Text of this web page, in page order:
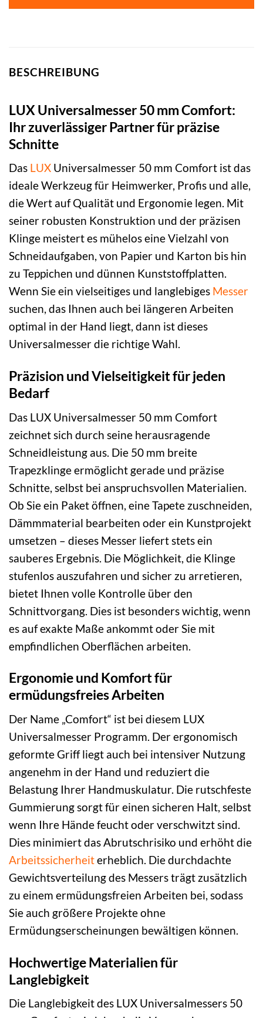
BESCHREIBUNG
LUX Universalmesser 50 mm Comfort:
Ihr zuverlässiger Partner für präzise
Schnitte
Das LUX Universalmesser 50 mm Comfort ist das
ideale Werkzeug für Heimwerker, Profis und alle,
die Wert auf Qualität und Ergonomie legen. Mit
seiner robusten Konstruktion und der präzisen
Klinge meistert es mühelos eine Vielzahl von
Schneidaufgaben, von Papier und Karton bis hin
zu Teppichen und dünnen Kunststoffplatten.
Wenn Sie ein vielseitiges und langlebiges Messer
suchen, das Ihnen auch bei längeren Arbeiten
optimal in der Hand liegt, dann ist dieses
Universalmesser die richtige Wahl.
Präzision und Vielseitigkeit für jeden
Bedarf
Das LUX Universalmesser 50 mm Comfort
zeichnet sich durch seine herausragende
Schneidleistung aus. Die 50 mm breite
Trapezklinge ermöglicht gerade und präzise
Schnitte, selbst bei anspruchsvollen Materialien.
Ob Sie ein Paket öffnen, eine Tapete zuschneiden,
Dämmmaterial bearbeiten oder ein Kunstprojekt
umsetzen – dieses Messer liefert stets ein
sauberes Ergebnis. Die Möglichkeit, die Klinge
stufenlos auszufahren und sicher zu arretieren,
bietet Ihnen volle Kontrolle über den
Schnittvorgang. Dies ist besonders wichtig, wenn
es auf exakte Maße ankommt oder Sie mit
empfindlichen Oberflächen arbeiten.
Ergonomie und Komfort für
ermüdungsfreies Arbeiten
Der Name „Comfort“ ist bei diesem LUX
Universalmesser Programm. Der ergonomisch
geformte Griff liegt auch bei intensiver Nutzung
angenehm in der Hand und reduziert die
Belastung Ihrer Handmuskulatur. Die rutschfeste
Gummierung sorgt für einen sicheren Halt, selbst
wenn Ihre Hände feucht oder verschwitzt sind.
Dies minimiert das Abrutschrisiko und erhöht die
Arbeitssicherheiterheblich. Die durchdachte
Gewichtsverteilung des Messers trägt zusätzlich
zu einem ermüdungsfreien Arbeiten bei, sodass
Sie auch größere Projekte ohne
Ermüdungserscheinungen bewältigen können.
Hochwertige Materialien für
Langlebigkeit
Die Langlebigkeit des LUX Universalmessers 50